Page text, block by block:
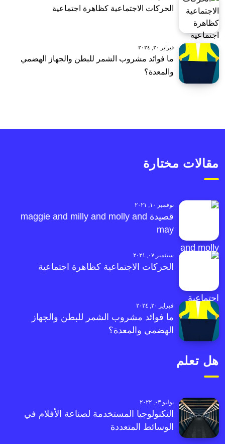
الحركات الاجتماعية كظاهرة اجتماعية
فبراير ٢٠, ٢٠٢٤
ما فوائد مشروب الشمر للبطن والجهاز الهضمي
والمعدة؟
مقالات مختارة
نوفمبر ١٠, ٢٠٢١
قصيدة maggie and milly and molly and
may
سبتمبر ٠٧, ٢٠٢١
الحركات الاجتماعية كظاهرة اجتماعية
فبراير ٢٠, ٢٠٢٤
ما فوائد مشروب الشمر للبطن والجهاز
الهضمي والمعدة؟
هل تعلم
يوليو ٠٣, ٢٠٢٢
التكنولوجيا المستخدمة لصناعة الأفلام في
الوسائط المتعددة